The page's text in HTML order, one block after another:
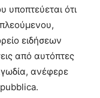
ότι
ειδήσεων
από αυτόπτες
ανέφερε